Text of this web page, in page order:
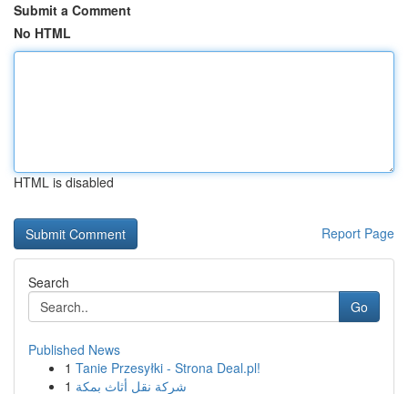
Submit a Comment
No HTML
HTML is disabled
Report Page
Search
Go
Published News
1 Tanie Przesyłki - Strona Deal.pl!
1 شركة نقل أثاث بمكة